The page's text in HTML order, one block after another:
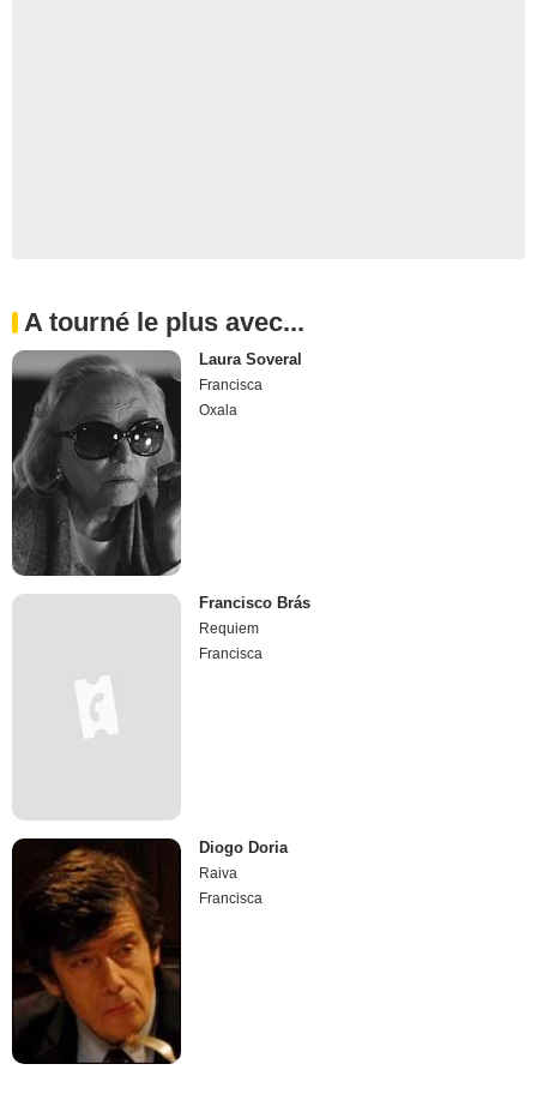
A tourné le plus avec...
Laura Soveral
Francisca
Oxala
Francisco Brás
Requiem
Francisca
Diogo Doria
Raiva
Francisca